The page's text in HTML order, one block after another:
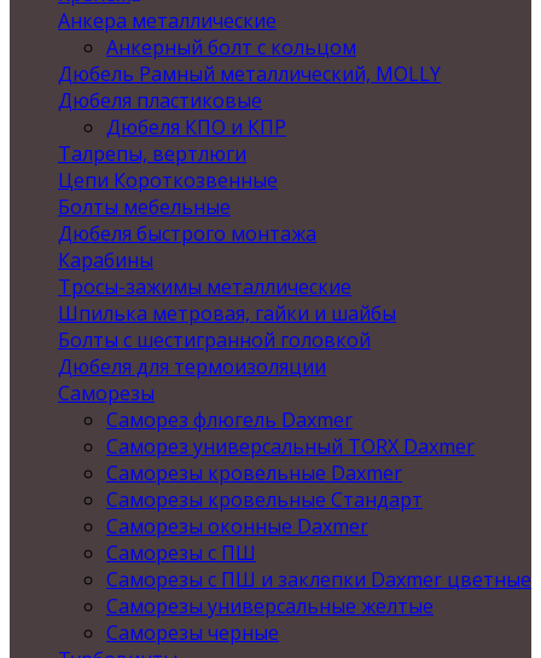
Анкера металлические
Анкерный болт с кольцом
Дюбель Рамный металлический, MOLLY
Дюбеля пластиковые
Дюбеля КПО и КПР
Талрепы, вертлюги
Цепи Короткозвенные
Болты мебельные
Дюбеля быстрого монтажа
Карабины
Тросы-зажимы металлические
Шпилька метровая, гайки и шайбы
Болты с шестигранной головкой
Дюбеля для термоизоляции
Саморезы
Саморез флюгель Daxmer
Саморез универсальный TORX Daxmer
Саморезы кровельные Daxmer
Саморезы кровельные Стандарт
Саморезы оконные Daxmer
Саморезы с ПШ
Саморезы с ПШ и заклепки Daxmer цветные
Саморезы универсальные желтые
Саморезы черные